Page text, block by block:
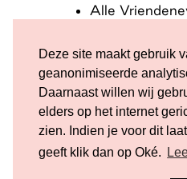
Deze site maakt gebruik
geanonimiseerde
Daarnaast willen wij
elders op het internet
zien. Indien je voor dit
geeft klik dan op Oké.
Alle
De
Private
Exclusieve
Indien je voor 5